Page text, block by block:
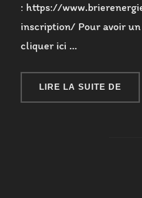
: https://
inscription/ Pour avoir
cliquer ici …
LIRE LA SUITE DE